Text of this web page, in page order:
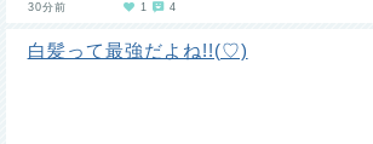
30分前
1 4
白髪って最強だよね!!(♡)